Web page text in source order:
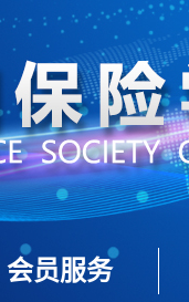
会员服务